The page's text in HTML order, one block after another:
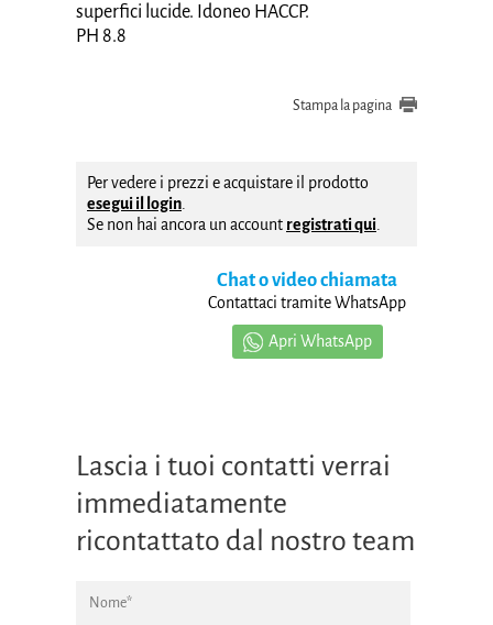
superfici lucide. Idoneo HACCP.
PH 8.8
Stampa la pagina
Per vedere i prezzi e acquistare il prodotto
esegui il login
Se non hai ancora un account registrati qui
Chat o video chiamata
Contattaci tramite WhatsApp
Apri WhatsApp
Lascia i tuoi contatti verrai
immediatamente
ricontattato dal nostro team